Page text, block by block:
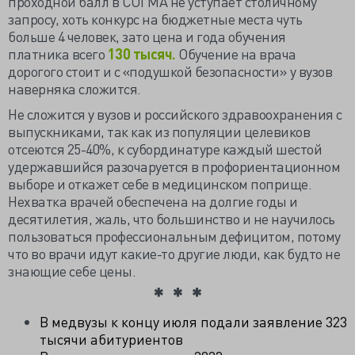
запросу, хоть конкурс на бюджетные места чуть
больше 4 человек, зато цена и года обучения
платника всего 130 тысяч. Обучение на врача
дорогого стоит и с «подушкой безопасности» у вузов
наверняка сложится.
Не сложится у вузов и российского здравоохранения с
выпускниками, так как из популяции целевиков
отсеются 25-40%, к субординатуре каждый шестой
удержавшийся разочаруется в профориентационном
выборе и откажет себе в медицинском поприще.
Нехватка врачей обеспечена на долгие годы и
десятилетия, жаль, что большинство и не научилось
пользоваться профессиональным дефицитом, потому
что во врачи идут какие-то другие люди, как будто не
знающие себе цены.
В медвузы к концу июля подали заявление 323
тысячи абитуриентов